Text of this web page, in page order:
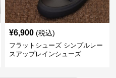
¥6,900 (税込)
フラットシューズ シンプルレー
スアップレインシューズ